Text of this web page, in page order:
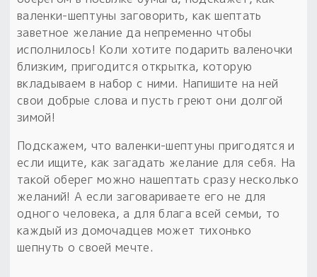
валенки-шептуны заговорить, как шептать
заветное желание да непременно чтобы
исполнилось! Коли хотите подарить валеночки
близким, пригодится открытка, которую
вкладываем в набор с ними. Напишите на ней
свои добрые слова и пусть греют они долгой
зимой!
Подскажем, что валенки-шептуны пригодятся и
если ищите, как загадать желание для себя. На
такой оберег можно нашептать сразу несколько
желаний! А если заговариваете его не для
одного человека, а для блага всей семьи, то
каждый из домочадцев может тихонько
шепнуть о своей мечте.